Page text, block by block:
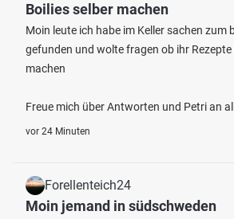
Boilies selber machen
Moin leute ich habe im Keller sachen zum
gefunden und wolte fragen ob ihr
machen
Freue mich über Antworten und Petri an
vor 24 Minuten
Forellenteich24
Moin jemand in südschweden